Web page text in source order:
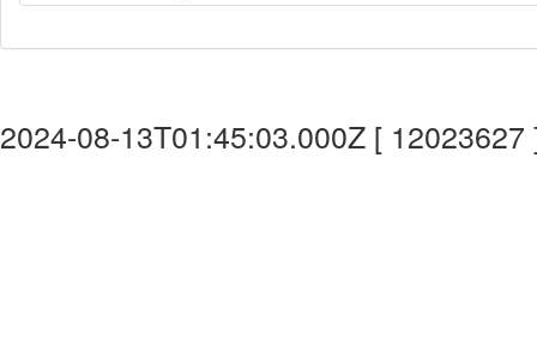
2024-08-13T01:45:03.000Z [ 12023627